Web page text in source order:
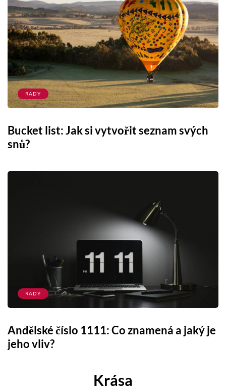
RADY
Bucket list: Jak si vytvořit seznam svých
snů?
RADY
Andělské číslo 1111: Co znamená a jaký je
jeho vliv?
Krása